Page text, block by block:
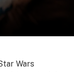
Wars